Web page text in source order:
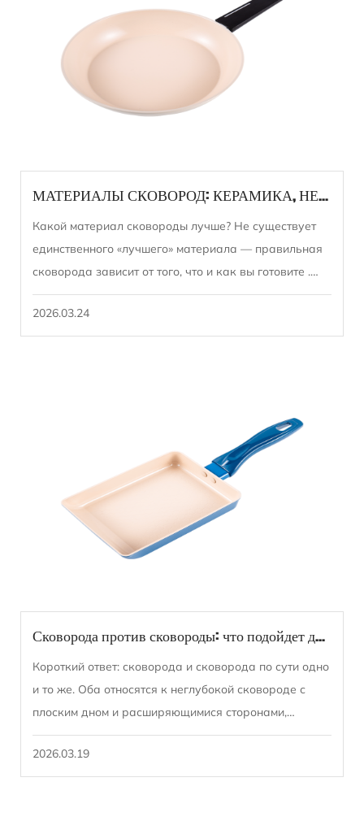
МАТЕРИАЛЫ СКОВОРОД: КЕРАМИКА, НЕРЖАВЕЮЩАЯ СТАЛЬ И ДРУГОЕ.
Какой материал сковороды лучше? Не существует
единственного «лучшего» материала — правильная
сковорода зависит от того, что и как вы готовите .
Керамические покрытия отлично под...
2026.03.24
Сковорода против сковороды: что подойдет для ваших кулинарных нужд?
Короткий ответ: сковорода и сковорода по сути одно
и то же. Оба относятся к неглубокой сковороде с
плоским дном и расширяющимися сторонами,
используемой для жарки, обжаривания и тушения...
2026.03.19